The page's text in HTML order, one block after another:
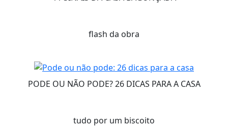
flash da obra
PODE OU NÃO PODE? 26 DICAS PARA A CASA
tudo por um biscoito